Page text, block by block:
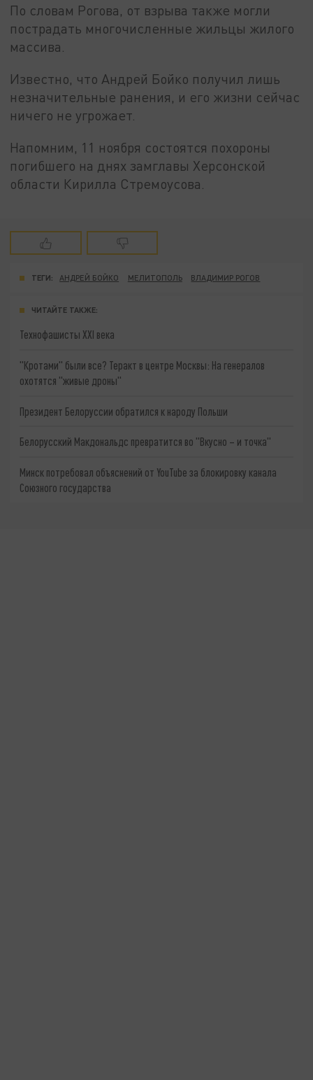
По словам Рогова, от взрыва также могли
пострадать многочисленные жильцы жилого
массива.
Известно, что Андрей Бойко получил лишь
незначительные ранения, и его жизни сейчас
ничего не угрожает.
Напомним, 11 ноября состоятся похороны
погибшего на днях замглавы Херсонской
области Кирилла Стремоусова.
ТЕГИ: АНДРЕЙ БОЙКО МЕЛИТОПОЛЬ ВЛАДИМИР РОГОВ
ЧИТАЙТЕ ТАКЖЕ:
Технофашисты XXI века
"Кротами" были все? Теракт в центре Москвы: На генералов
охотятся "живые дроны"
Президент Белоруссии обратился к народу Польши
Белорусский Макдональдс превратится во "Вкусно – и точка"
Минск потребовал объяснений от YouTube за блокировку канала
Союзного государства